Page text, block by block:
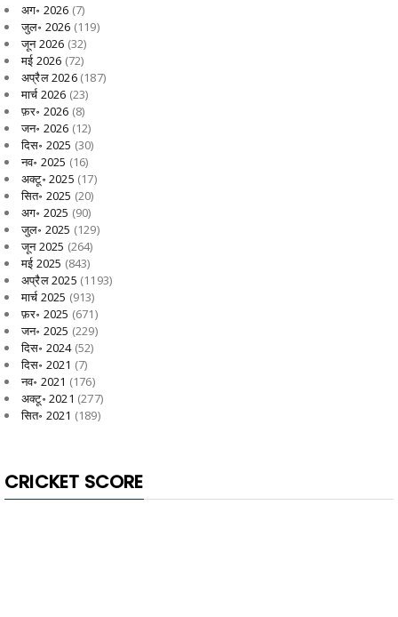
अग॰ 2026 (7)
जुल॰ 2026 (119)
जून 2026 (32)
मई 2026 (72)
अप्रैल 2026(187)
मार्च 2026 (23)
फ़र॰ 2026 (8)
जन॰ 2026 (12)
दिस॰ 2025 (30)
नव॰ 2025 (16)
अक्टू॰ 2025 (17)
सित॰ 2025 (20)
अग॰ 2025 (90)
जुल॰ 2025 (129)
जून 2025 (264)
मई 2025 (843)
अप्रैल 2025 (1193)
मार्च 2025 (913)
फ़र॰ 2025 (671)
जन॰ 2025 (229)
दिस॰ 2024(52)
दिस॰ 2021 (7)
नव॰ 2021 (176)
अक्टू॰ 2021 (277)
सित॰ 2021 (189)
CRICKET SCORE